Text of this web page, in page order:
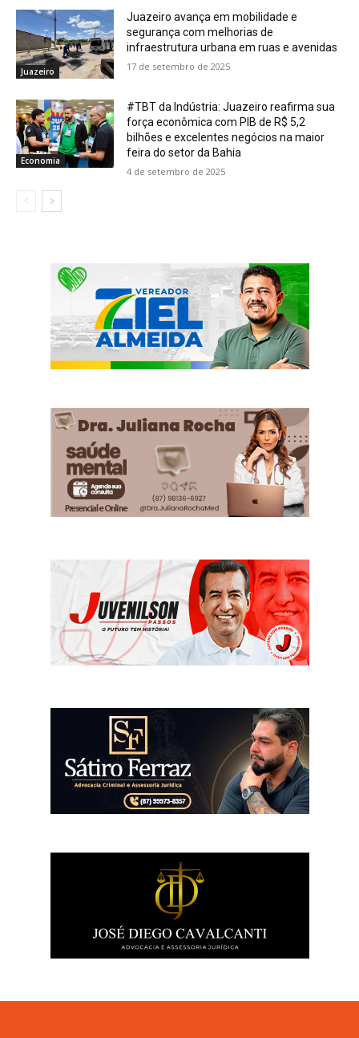
Juazeiro
Juazeiro avança em mobilidade e
segurança com melhorias de
infraestrutura urbana em ruas e avenidas
17 de setembro de 2025
Economia
#TBT da Indústria: Juazeiro reafirma sua
força econômica com PIB de R$ 5,2
bilhões e excelentes negócios na maior
feira do setor da Bahia
4 de setembro de 2025